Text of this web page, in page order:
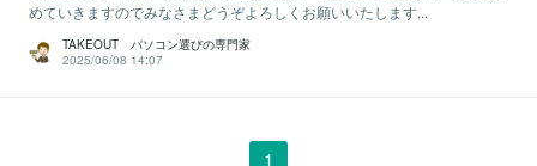
めていきますのでみなさまどうぞよろしくお願いいたします...
TAKEOUT パソコン選びの専門家
2025/06/08 14:07
1